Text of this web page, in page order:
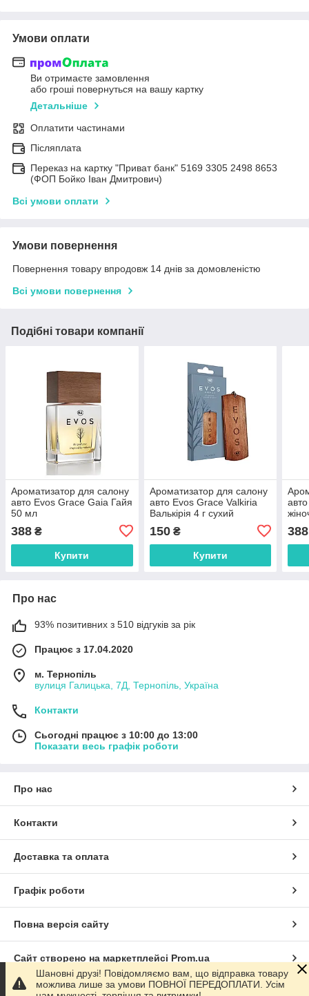
Умови оплати
Ви отримаєте замовлення
або гроші повернуться на вашу картку
Детальніше
Оплатити частинами
Післяплата
Переказ на картку "Приват банк" 5169 3305 2498 8653
(ФОП Бойко Іван Дмитрович)
Всі умови оплати
Умови повернення
Повернення товару впродовж 14 днів за домовленістю
Всі умови повернення
Подібні товари компанії
Ароматизатор для салону
авто Evos Grace Gaia Гайя
50 мл
388 ₴
Купити
Ароматизатор для салону
авто Evos Grace Valkiria
Валькірія 4 г сухий
150₴
Купити
388
Про нас
93% позитивних з 510 відгуків за рік
Працює з 17.04.2020
м. Тернопіль
вулиця Галицька, 7Д, Тернопіль, Україна
Контакти
Сьогодні працює з 10:00 до 13:00
Показати весь графік роботи
Про нас
Контакти
Доставка та оплата
Графік роботи
Повна версія сайту
Сайт створено на маркетплейсі Prom.ua
Політика конфіденційності
Шановні друзі! Повідомляємо вам, що відправка товару
можлива лише за умови ПОВНОЇ ПЕРЕДОПЛАТИ. Усім